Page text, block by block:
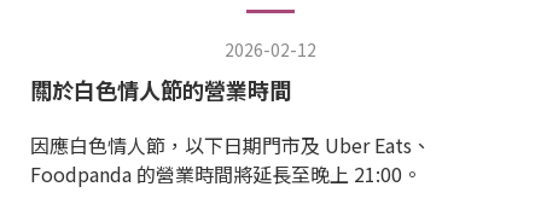
2026-02-12
關於白色情人節的營業時間
因應白色情人節，以下日期門市及 Uber Eats、
Foodpanda 的營業時間將延長至晚上 21:00。